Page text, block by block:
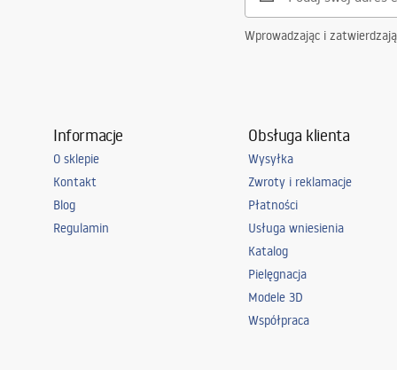
Wprowadzając i
Informacje
O sklepie
Kontakt
Blog
Regulamin
Obsługa klienta
Wysyłka
Zwroty i reklamacje
Płatności
Usługa wniesienia
Katalog
Pielęgnacja
Modele 3D
Współpraca